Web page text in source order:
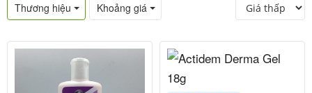
Thương hiệu Khoảng giá